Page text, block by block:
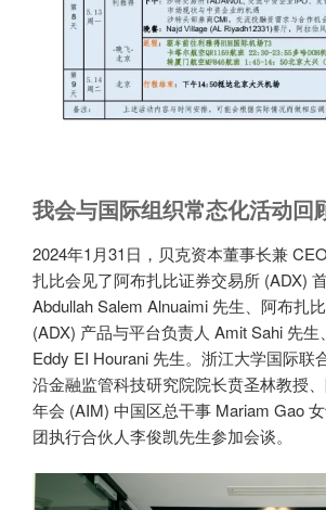
我会与国际组织常态化活动回
2024年1月31日，贝克资本董事长兼
扎比会见了阿布扎比证券交易所 (ADX)
Abdullah Salem Alnuaimi 先生、阿布扎
(ADX) 产品与平台负责人 Amit Sahi 先生
Eddy EI Hourani 先生。浙江大学国际联
沿金融监管科技研究院院长贲圣林教授
年会 (AIM) 中国区总干事 Mariam Gao
团执行合伙人李俊凯先生参加会谈。